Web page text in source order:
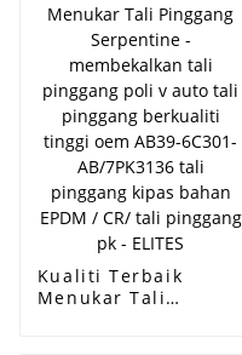
Kualiti Terbaik
Menukar Tali